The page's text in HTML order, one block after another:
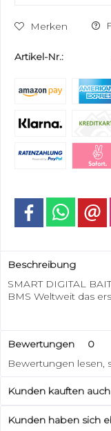
Merken
Artikel-Nr.:
Beschreibung
SMART DIGITAL
BMS Weltweit das
Bewertungen
0
Bewertungen lesen,
Kunden kauften auch
Kunden haben sich